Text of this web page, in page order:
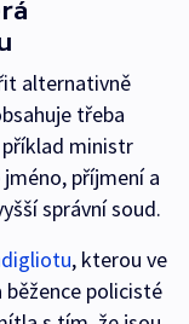
alternativně
třeba
ministr
příjmení a
správní soud.
, kterou ve
policisté